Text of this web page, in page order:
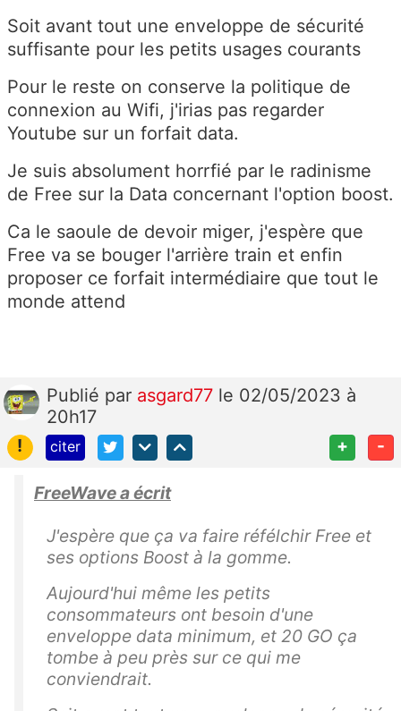
Soit avant tout une enveloppe de sécurité
suffisante pour les petits usages courants
Pour le reste on conserve la politique de
connexion au Wifi, j'irias pas regarder
Youtube sur un forfait data.
Je suis absolument horrfié par le radinisme
de Free sur la Data concernant l'option boost.
Ca le saoule de devoir miger, j'espère que
Free va se bouger l'arrière train et enfin
proposer ce forfait intermédiaire que tout le
monde attend
Publié par asgard77 le 02/05/2023 à
20h17
!
citer + -
FreeWave a écrit
J'espère que ça va faire réfélchir Free et
ses options Boost à la gomme.
Aujourd'hui même les petits
consommateurs ont besoin d'une
enveloppe data minimum, et 20 GO ça
tombe à peu près sur ce qui me
conviendrait.